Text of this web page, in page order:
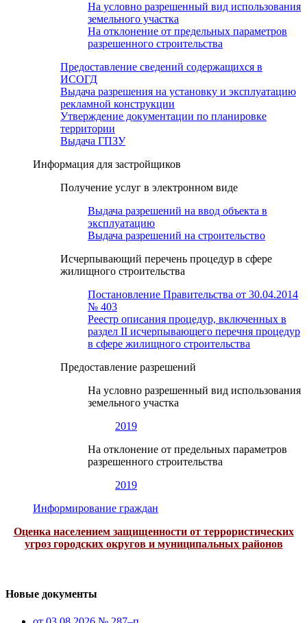
На условно разрешенный вид использования
земельного участка
На отклонение от предельных параметров
разрешенного строительства
Предоставление сведений содержащихся в
ИСОГД
Выдача разрешения на установку и эксплуатацию
рекламной конструкции
Утверждение документации по планировке
территории
Выдача ГПЗУ
Информация для застройщиков
Получение услуг в электронном виде
Выдача разрешений на ввод объекта в
эксплуатацию
Выдача разрешений на строительство
Исчерпывающий перечень процедур в сфере
жилищного строительства
Постановление Правительства от 30.04.2014
№ 403
Реестр описания процедур, включенных в
раздел II исчерпывающего перечня процедур
в сфере жилищного строительства
Предоставление разрешений
На условно разрешенный вид использования
земельного участка
2019
На отклонение от предельных параметров
разрешенного строительства
2019
Информирование граждан
Оценка населением защищенности от террористических
угроз городских округов и муниципальных районов
Новые документы